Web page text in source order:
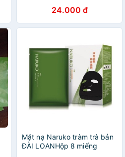
24.000 đ
Mặt nạ Naruko tràm trà bản
ĐÀI LOANHộp 8 miếng